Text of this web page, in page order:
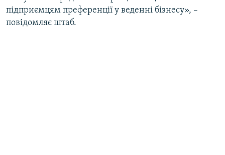
підприємцям преференції у веденні бізнесу», –
повідомляє штаб.